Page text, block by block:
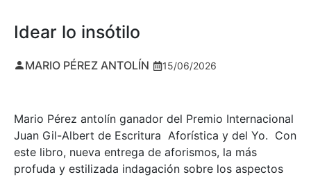
Idear lo insótilo
MARIO PÉREZ ANTOLÍN 15/06/2026
Mario Pérez antolín ganador del Premio Internacional
Juan Gil-Albert de Escritura Aforística y del Yo. Con
este libro, nueva entrega de aforismos, la más
profuda y estilizada indagación sobre los aspectos